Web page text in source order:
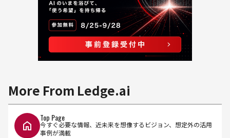
More From Ledge.ai
Top Page
今すぐ必要な情報、近未来を想像するビジョン、想定外の活用
事例が満載